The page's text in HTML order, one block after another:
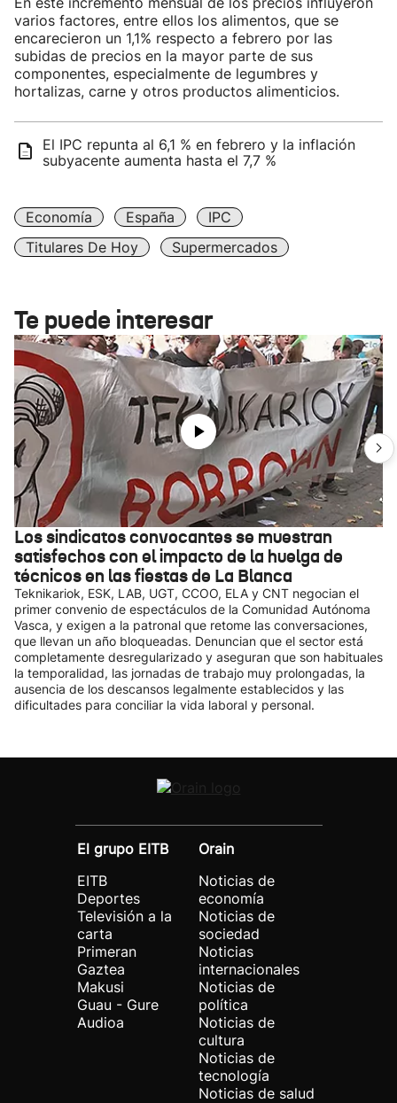
varios factores, entre ellos los alimentos, que se
encarecieron un 1,1% respecto a febrero por las
subidas de precios en la mayor parte de sus
componentes, especialmente de legumbres y
hortalizas, carne y otros productos alimenticios.
El IPC repunta al 6,1 % en febrero y la inflación
subyacente aumenta hasta el 7,7 %
Economía España
IPC
Titulares De Hoy
Supermercados
Te puede interesar
Los sindicatos convocantes se muestran
satisfechos con el impacto de la huelga de
técnicos en las fiestas de La Blanca
Teknikariok, ESK, LAB, UGT, CCOO, ELA y CNT negocian el
primer convenio de espectáculos de la Comunidad Autónoma
Vasca, y exigen a la patronal que retome las conversaciones,
que llevan un año bloqueadas. Denuncian que el sector está
completamente desregularizado y aseguran que son habituales
la temporalidad, las jornadas de trabajo muy prolongadas, la
ausencia de los descansos legalmente establecidos y las
dificultades para conciliar la vida laboral y personal.
El grupo EITB
EITB
Deportes
Televisión a la
carta
Primeran
Gaztea
Makusi
Guau - Gure
Audioa
Orain
Noticias de
economía
Noticias de
sociedad
Noticias
internacionales
Noticias de
política
Noticias de
cultura
Noticias de
tecnología
Noticias de salud